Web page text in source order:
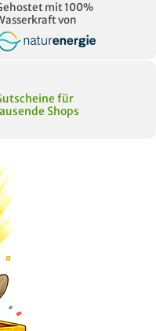
mit 100%
von
für
Shops